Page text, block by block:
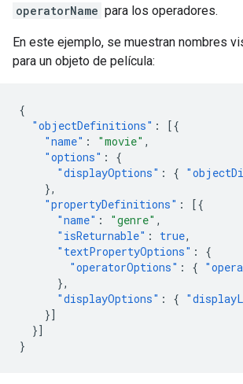
operatorName para los operadores.
En este ejemplo, se muestran nombres
para un objeto de película:
{
"objectDefinitions" :
[{
"name" : "movie" ,
"options" :
{
"displayOptions" : {
},
"propertyDefinitions" :
[{
"name" : "genre" ,
"isReturnable" : true,
"textPropertyOptions" :
{
"operatorOptions" : {
},
"displayOptions" : {
}]
}]
}